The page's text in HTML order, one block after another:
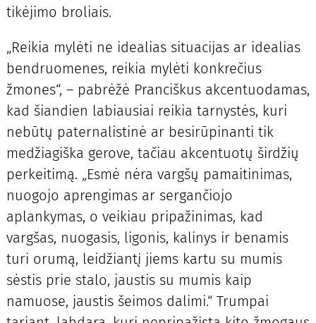
tikėjimo broliais.
„Reikia mylėti ne idealias situacijas ar idealias
bendruomenes, reikia mylėti konkrečius
žmones“, – pabrėžė Pranciškus akcentuodamas,
kad šiandien labiausiai reikia tarnystės, kuri
nebūtų paternalistinė ar besirūpinanti tik
medžiagiška gerove, tačiau akcentuotų širdžių
perkeitimą. „Esmė nėra vargšų pamaitinimas,
nuogojo aprengimas ar sergančiojo
aplankymas, o veikiau pripažinimas, kad
vargšas, nuogasis, ligonis, kalinys ir benamis
turi orumą, leidžiantį jiems kartu su mumis
sėstis prie stalo, jaustis su mumis kaip
namuose, jaustis šeimos dalimi.“ Trumpai